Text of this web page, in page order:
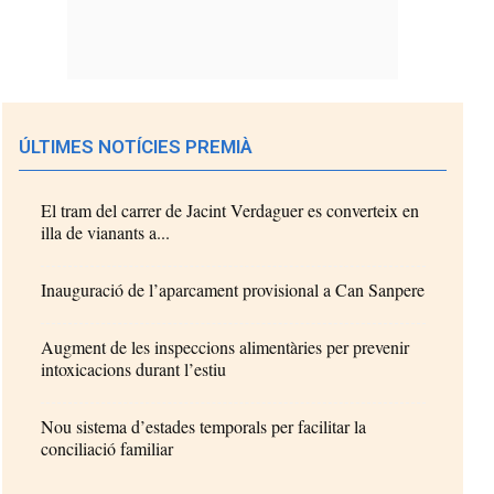
ÚLTIMES NOTÍCIES PREMIÀ
El tram del carrer de Jacint Verdaguer es converteix en
illa de vianants a...
Inauguració de l’aparcament provisional a Can Sanpere
Augment de les inspeccions alimentàries per prevenir
intoxicacions durant l’estiu
Nou sistema d’estades temporals per facilitar la
conciliació familiar